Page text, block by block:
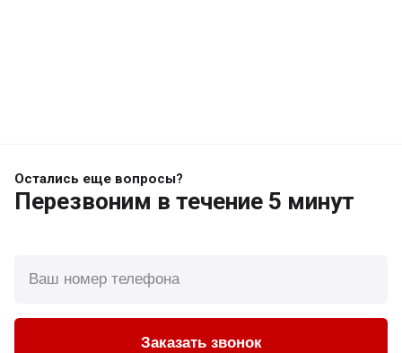
Остались еще вопросы?
Перезвоним в течение 5 минут
Заказать звонок